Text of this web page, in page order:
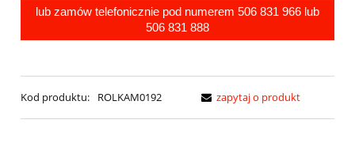
lub zamów telefonicznie pod numerem 506 831 966 lub
506 831 888
Kod produktu: ROLKAM0192 zapytaj o produkt